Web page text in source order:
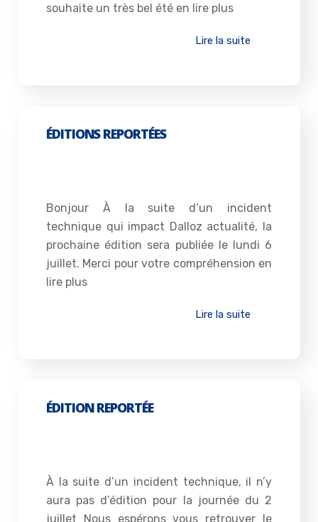
souhaite un très bel été en lire plus
Lire la suite
ÉDITIONS REPORTÉES
Bonjour À la suite d’un incident
technique qui impact Dalloz actualité, la
prochaine édition sera publiée le lundi 6
juillet. Merci pour votre compréhension en
lire plus
Lire la suite
ÉDITION REPORTÉE
À la suite d’un incident technique, il n’y
aura pas d’édition pour la journée du 2
juillet Nous espérons vous retrouver le